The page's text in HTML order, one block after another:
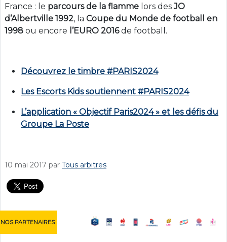
France : le parcours de la flamme lors desJO
d’Albertville 1992, la Coupe du Monde de football en
1998 ou encore l’EURO 2016de football.
Découvrez le timbre #PARIS2024
Les Escorts Kids soutiennent #PARIS2024
L’application « Objectif Paris2024 » et les défis du
Groupe La Poste
10 mai 2017 par Tous arbitres
NOS PARTENAIRES